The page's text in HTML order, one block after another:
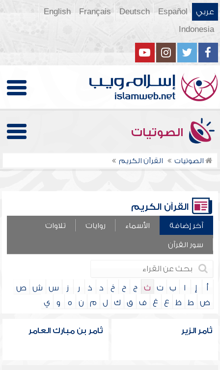
عربي Español
Deutsch
Français
English
Indonesia
الصوتيات
الصوتيات القرآن الكريم
القرآن الكريم
آخر إضافة الأسماء روايات تلاوات
سور القرآن
أ إ ا ب ت ث ج ح خ د ذ ر ز س ش
ص
ض
ط ظ ع غ ف ق ك ل م ن ه و ي
ثامر الزير ثامر بن مبارك العامر